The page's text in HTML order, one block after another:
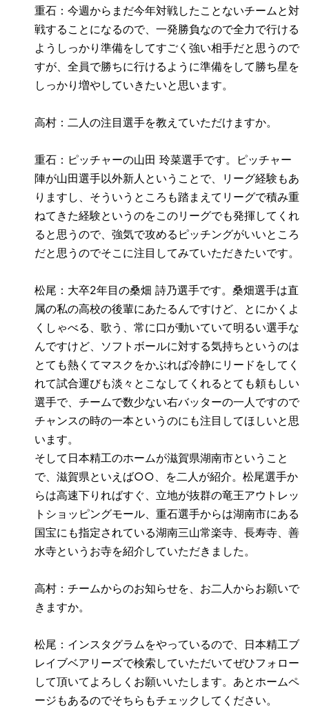
重石：今週からまだ今年対戦したことないチームと対
戦することになるので、一発勝負なので全力で行ける
ようしっかり準備をしてすごく強い相手だと思うので
すが、全員で勝ちに行けるように準備をして勝ち星を
しっかり増やしていきたいと思います。
高村：二人の注目選手を教えていただけますか。
重石：ピッチャーの山田 玲菜選手です。ピッチャー
陣が山田選手以外新人ということで、リーグ経験もあ
りますし、そういうところも踏まえてリーグで積み重
ねてきた経験というのをこのリーグでも発揮してくれ
ると思うので、強気で攻めるピッチングがいいところ
だと思うのでそこに注目してみていただきたいです。
松尾：大卒2年目の桑畑 詩乃選手です。桑畑選手は直
属の私の高校の後輩にあたるんですけど、とにかくよ
くしゃべる、歌う、常に口が動いていて明るい選手な
んですけど、ソフトボールに対する気持ちというのは
とても熱くてマスクをかぶれば冷静にリードをしてく
れて試合運びも淡々とこなしてくれるとても頼もしい
選手で、チームで数少ない右バッターの一人ですので
チャンスの時の一本というのにも注目してほしいと思
います。
そして日本精工のホームが滋賀県湖南市ということ
で、滋賀県といえば○○、を二人が紹介。松尾選手か
らは高速下りればすぐ、立地が抜群の竜王アウトレッ
トショッピングモール、重石選手からは湖南市にある
国宝にも指定されている湖南三山常楽寺、長寿寺、善
水寺というお寺を紹介していただきました。
高村：チームからのお知らせを、お二人からお願いで
きますか。
松尾：インスタグラムをやっているので、日本精工ブ
レイブベアリーズで検索していただいてぜひフォロー
して頂いてよろしくお願いいたします。あとホームペ
ージもあるのでそちらもチェックしてください。